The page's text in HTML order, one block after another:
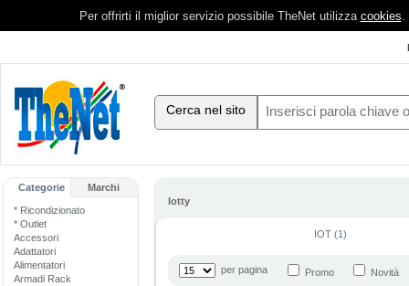
Per offrirti il miglior servizio possibile TheNet utilizza cookies.
Cerca nel sito
Categorie Marchi
* Ricondizionato
* Outlet
Accessori
Adattatori
Alimentatori
Armadi Rack
Iotty
IOT (1)
per pagina Promo Novità